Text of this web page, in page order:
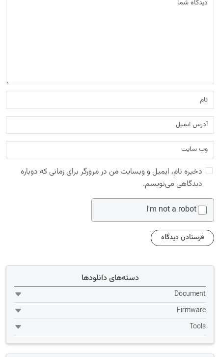
ذخیره نام، ایمیل و وبسایت من در مرورگر برای زمانی که دوباره
دیدگاهی می‌نویسم.
I'm not a robot
دسته‌های دانلودها
Document
Firmware
Tools